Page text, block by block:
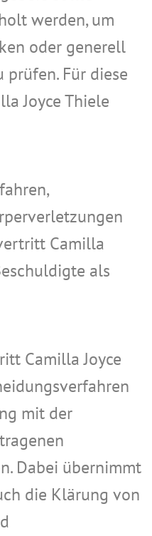
werden, um
oder generell
Für diese
Joyce Thiele
Camilla
als
Camilla Joyce
mit der
Dabei übernimmt
die Klärung von